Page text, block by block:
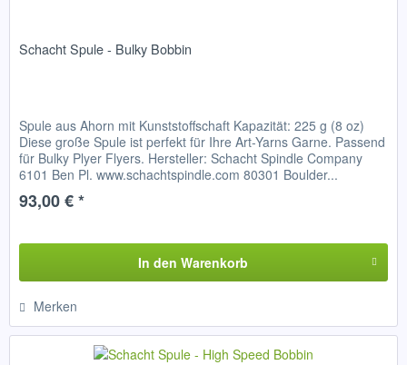
Schacht Spule - Bulky Bobbin
Spule aus Ahorn mit Kunststoffschaft Kapazität: 225 g (8 oz)
Diese große Spule ist perfekt für Ihre Art-Yarns Garne. Passend
für Bulky Plyer Flyers. Hersteller: Schacht Spindle Company
6101 Ben Pl. www.schachtspindle.com 80301 Boulder...
93,00 € *
In den Warenkorb
Merken